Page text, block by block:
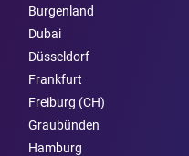
Burgen­land
Dubai
Düsseldorf
Frankfurt
Freiburg (CH)
Graubünden
Hamburg